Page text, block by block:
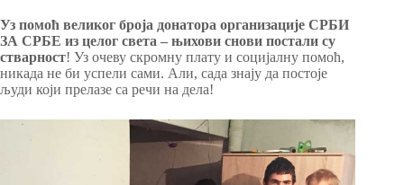
Уз помоћ великог броја донатора организације СРБИ
ЗА СРБЕ из целог света – њихови снови постали су
стварност! Уз очеву скромну плату и социјалну помоћ,
никада не би успели сами. Али, сада знају да постоје
људи који прелазе са речи на дела!